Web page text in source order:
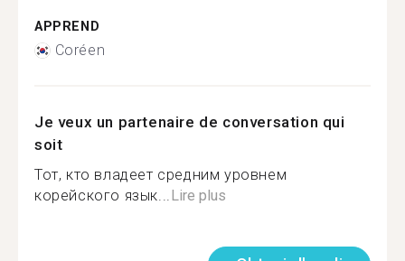
APPREND
Coréen
Je veux un partenaire de conversation qui
soit
Тот, кто владеет средним уровнем
корейского язык...Lire plus